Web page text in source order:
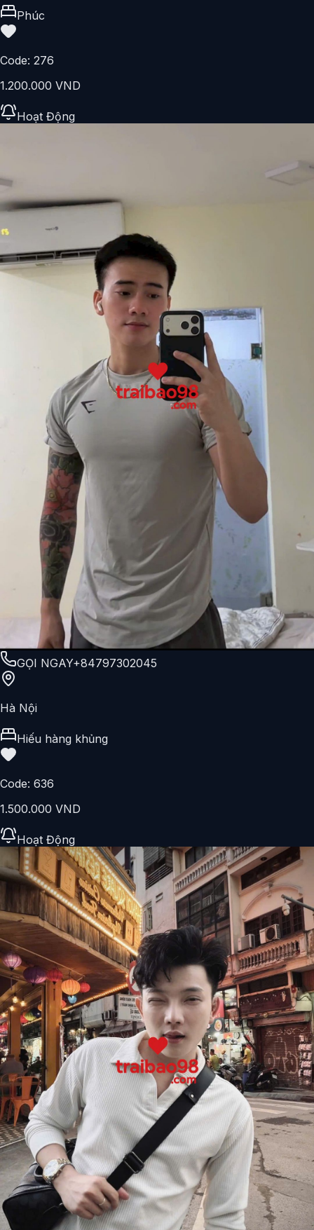
Phúc
Code: 276
1.200.000 VND
Hoạt Động
GỌI NGAY+84797302045
Hà Nội
Hiếu hàng khủng
Code: 636
1.500.000 VND
Hoạt Động